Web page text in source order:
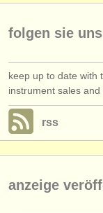
folgen sie
keep up to date with
instrument sales and
rss
anzeige